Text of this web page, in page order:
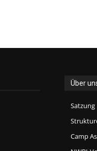
Über
Satzung
Camp